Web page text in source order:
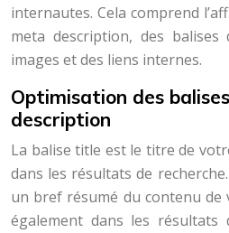
internautes. Cela comprend
meta description, des balises
images et des liens internes.
Optimisation des
description
La balise title est le titre de
dans les résultats de
un bref résumé du contenu
également dans les résultats